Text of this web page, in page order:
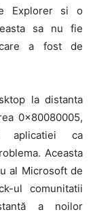
Explorer si o
sa nu fie
a fost de
la distanta
0x80080005,
aplicatiei ca
Aceasta
al Microsoft de
ul comunitatii
a noilor